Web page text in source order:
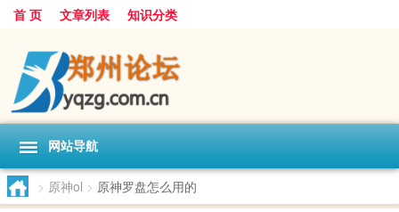
首 页 文章列表 知识分类
网站导航
> 原神ol > 原神罗盘怎么用的